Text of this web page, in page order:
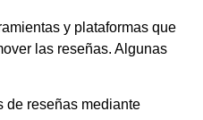
y plataformas que
las reseñas. Algunas
de reseñas mediante